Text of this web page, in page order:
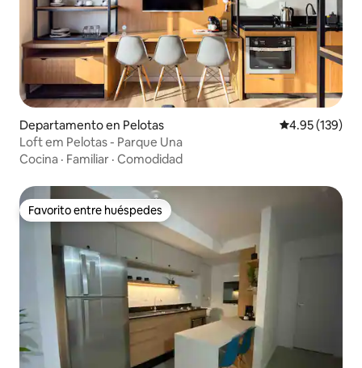
Departamento en Pelotas Calificación
4.95 (139)
Loft em Pelotas - Parque Una
Cocina · Familiar · Comodidad
Favorito entre huéspedes
Favorito entre huéspedes